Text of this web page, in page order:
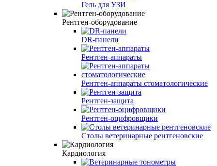
Гель для УЗИ
Рентген-оборудование
DR-панели
Рентген-аппараты
Рентген-аппараты стоматологические
Рентген-защита
Рентген-оцифровщики
Столы ветеринарные рентгеновские
Кардиология